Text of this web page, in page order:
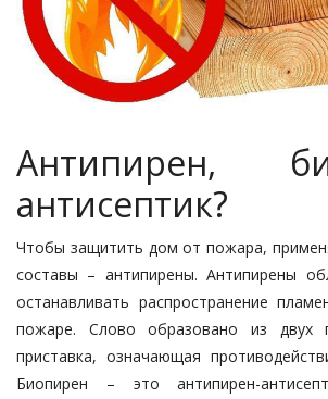
Антипирен,
антисептик?
Чтобы защитить дом от пожара,
составы – антипирены. Антипирены
останавливать распространение
пожаре. Слово образовано из двух
приставка, означающая
Биопирен – это антипирен-